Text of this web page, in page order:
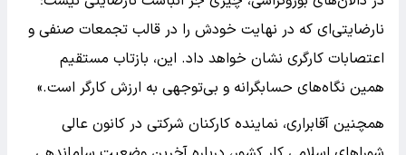
نارضایتی‌ای که در نهایت خودش را در قالب تجمعات صنفی و
اعتصابات کارگری نشان خواهد داد. این، بازتاب مستقیم
همین نگاه‌های حسابگرانه و بی‌توجهی به ارزش کارگر است.»
همچنین آقابراری، نماینده کارکنان شرکتی در کانون عالی